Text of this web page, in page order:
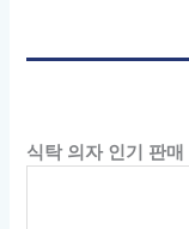
식탁 의자 인기 판